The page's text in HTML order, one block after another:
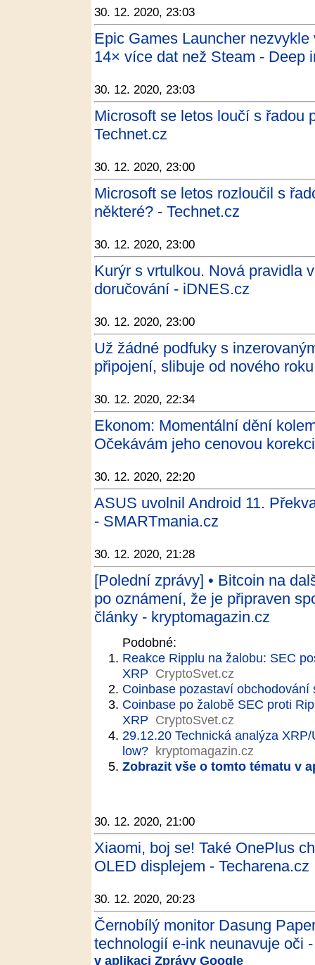
30. 12. 2020, 23:03
Epic Games Launcher
14× více dat než Steam - Deep
30. 12. 2020, 23:03
Microsoft se letos loučí s řadou
Technet.cz
30. 12. 2020, 23:00
Microsoft se letos rozloučil s
některé? - Technet.cz
30. 12. 2020, 23:00
Kurýr s vrtulkou. Nová pravidla
doručování - iDNES.cz
30. 12. 2020, 23:00
Už žádné podfuky s
připojení, slibuje od nového
30. 12. 2020, 22:34
Ekonom: Momentální dění
Očekávám jeho cenovou
30. 12. 2020, 22:20
ASUS uvolnil Android 11.
- SMARTmania.cz
30. 12. 2020, 21:28
[Polední zprávy] • Bitcoin na
po oznámení, že je připraven
články - kryptomagazin.cz
Podobné:
Reakce Ripplu na žalobu: SEC
XRP CryptoSvet.cz
Coinbase pozastaví obchodování
Coinbase po žalobě SEC proti
XRP CryptoSvet.cz
29.12.20 Technická analýza
low? kryptomagazin.cz
Zobrazit vše o tomto tématu v
30. 12. 2020, 21:00
Xiaomi, boj se! Také OnePlus
OLED displejem - Techarena.cz
30. 12. 2020, 20:23
Černobílý monitor Dasung
technologií e-ink neunavuje oči
v aplikaci Zprávy Google